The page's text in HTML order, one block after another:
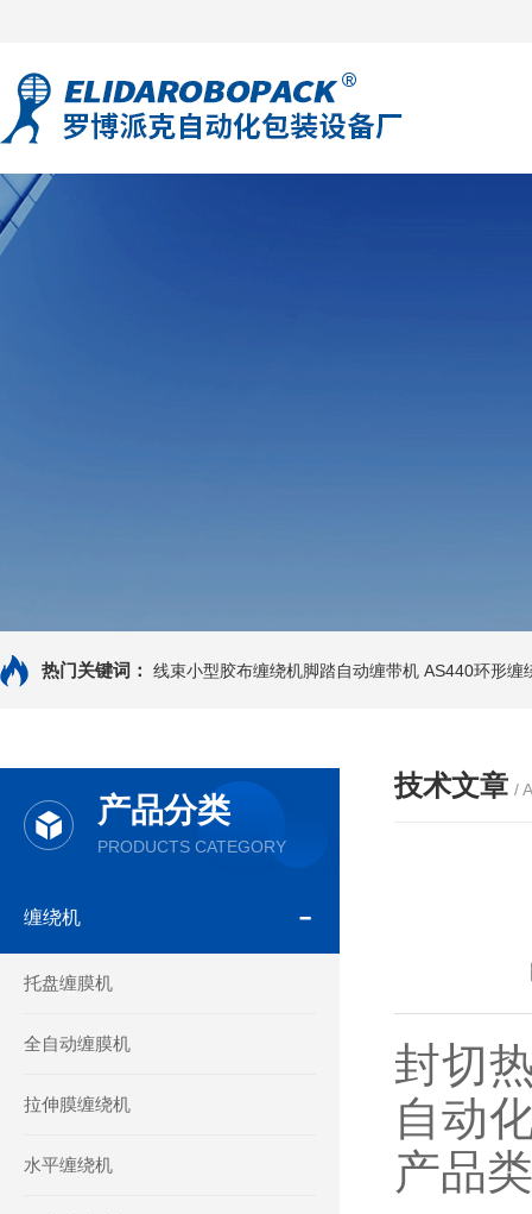
热门关键词： 线束小型胶布缠绕机脚踏自动缠带机 AS440环形缠
产品分类
PRODUCTS CATEGORY
缠绕机
托盘缠膜机
全自动缠膜机
拉伸膜缠绕机
水平缠绕机
技术文章 /
封切
自动
产品